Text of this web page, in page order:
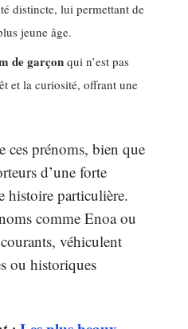
distincte, lui permettant de
jeune âge.
de garçon qui n’est pas
et la curiosité, offrant une
ces prénoms, bien que
d’une forte
histoire particulière.
comme Enoa ou
véhiculent
ou historiques